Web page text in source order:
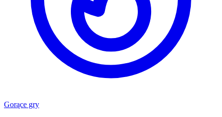
Gorące gry